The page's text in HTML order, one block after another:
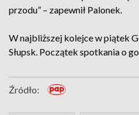
przodu” – zapewnił Palonek.
W najbliższej kolejce w piątek
Słupsk. Początek spotkania o
Źródło: